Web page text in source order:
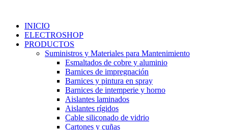
contenidoINICIO
ELECTROSHOP
PRODUCTOS
Suministros y Materiales para Mantenimiento
Esmaltados de cobre y aluminio
Barnices de impregnación
Barnices y pintura en spray
Barnices de intemperie y horno
Aislantes laminados
Aislantes rígidos
Cable siliconado de vidrio
Cartones y cuñas